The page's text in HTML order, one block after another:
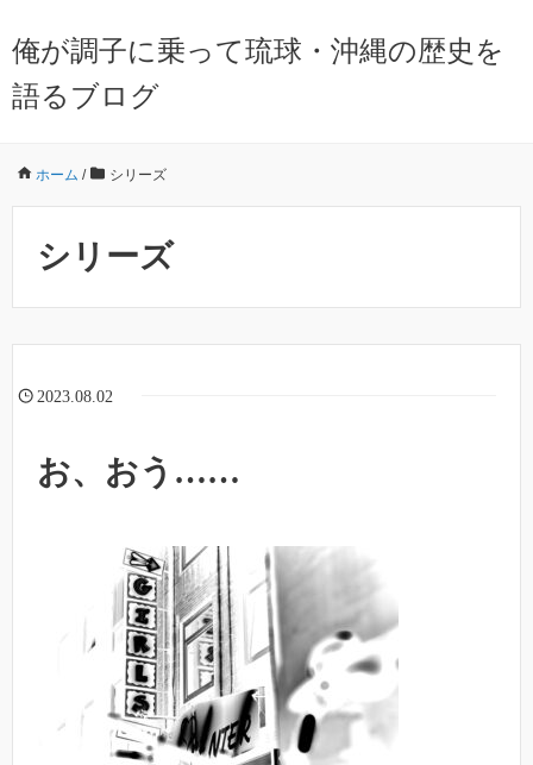
俺が調子に乗って琉球・沖縄の歴史を
語るブログ
ホーム / シリーズ
シリーズ
2023.08.02
お、おう……